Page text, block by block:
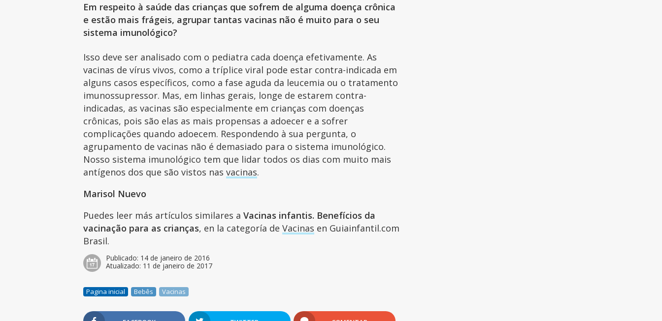
Em respeito à saúde das crianças que sofrem de alguma doença crônica
e estão mais frágeis, agrupar tantas vacinas não é muito para o seu
sistema imunológico?
Isso deve ser analisado com o pediatra cada doença efetivamente. As
vacinas de vírus vivos, como a tríplice viral pode estar contra-indicada em
alguns casos específicos, como a fase aguda da leucemia ou o tratamento
imunossupressor. Mas, em linhas gerais, longe de estarem contra-
indicadas, as vacinas são especialmente em crianças com doenças
crônicas, pois são elas as mais propensas a adoecer e a sofrer
complicações quando adoecem. Respondendo à sua pergunta, o
agrupamento de vacinas não é demasiado para o sistema imunológico.
Nosso sistema imunológico tem que lidar todos os dias com muito mais
antígenos dos que são vistos nasvacinas.
Marisol Nuevo
Puedes leer más artículos similares aVacinas infantis. Benefícios da
vacinação para as crianças, en la categoría deVacinas en Guiainfantil.com
Brasil.
Publicado: 14 de janeiro de 2016
Atualizado: 11 de janeiro de 2017
Pagina inicial Bebês Vacinas